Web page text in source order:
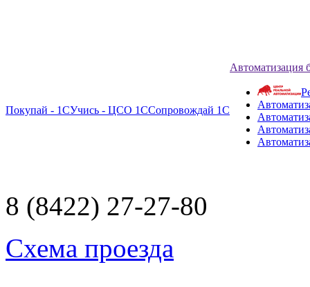
Покупай - 1СУчись - ЦСО 1ССопровождай 1С
Автоматизация
8 (8422) 27-27-80
Схема проезда